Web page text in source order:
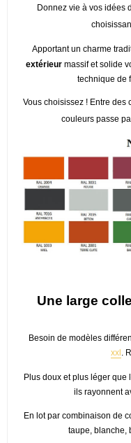
Donnez vie à vos idées
Apportant un charme
extérieurmassif et solide
technique de
Vous choisissez ! Entre des
couleurs passe
Une large
Besoin de modèles
xxl .
Plus doux et plus léger que
ils rayonnent
En lot par combinaison de
taupe, blanche,